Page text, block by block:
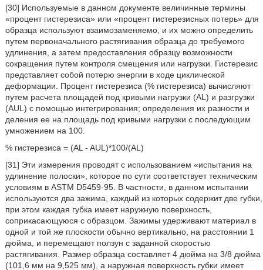
[30] Используемые в данном документе величинные термины
«процент гистерезиса» или «процент гистерезисных потерь» для
образца используют взаимозаменяемо, и их можно определить
путем первоначального растягивания образца до требуемого
удлинения, а затем предоставления образцу возможности
сокращения путем контроля смещения или нагрузки. Гистерезис
представляет собой потерю энергии в ходе циклической
деформации. Процент гистерезиса (% гистерезиса) вычисляют
путем расчета площадей под кривыми нагрузки (AL) и разгрузки
(AUL) с помощью интегрирования; определения их разности и
деления ее на площадь под кривыми нагрузки с последующим
умножением на 100.
% гистерезиса = (AL - AUL)*100/(AL)
[31] Эти измерения проводят с использованием «испытания на
удлинение полоски», которое по сути соответствует техническим
условиям в ASTM D5459-95. В частности, в данном испытании
используются два зажима, каждый из которых содержит две губки,
при этом каждая губка имеет наружную поверхность,
соприкасающуюся с образцом. Зажимы удерживают материал в
одной и той же плоскости обычно вертикально, на расстоянии 1
дюйма, и перемещают ползун с заданной скоростью
растягивания. Размер образца составляет 4 дюйма на 3/8 дюйма
(101,6 мм на 9,525 мм), а наружная поверхность губки имеет